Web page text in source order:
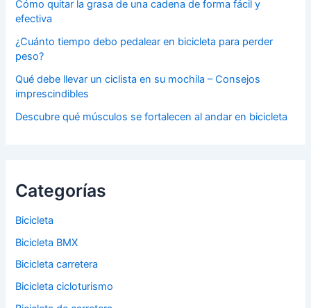
Cómo quitar la grasa de una cadena de forma fácil y
efectiva
¿Cuánto tiempo debo pedalear en bicicleta para perder
peso?
Qué debe llevar un ciclista en su mochila – Consejos
imprescindibles
Descubre qué músculos se fortalecen al andar en bicicleta
Categorías
Bicicleta
Bicicleta BMX
Bicicleta carretera
Bicicleta cicloturismo